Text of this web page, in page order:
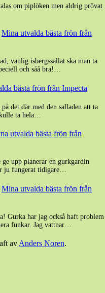
om piplöken men aldrig prövat
Mina utvalda bästa frön från
vanlig isbergssallat ska man ta
och såå bra!…
bästa frön från Impecta
det där med den salladen att ta
ta hela…
utvalda bästa frön från
upp planerar en gurkgardin
ju fungerat tidigare…
Mina utvalda bästa frön från
Gurka har jag också haft problem
funkar. Jag vattnar…
avAnders Noren.